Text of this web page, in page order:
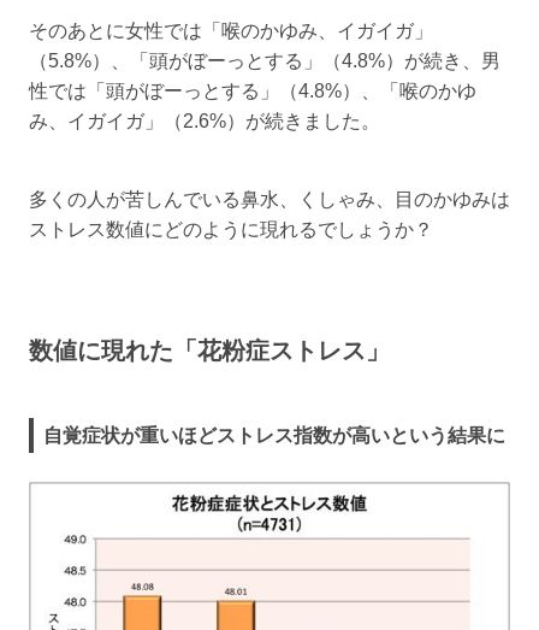
そのあとに女性では「喉のかゆみ、イガイガ」
（5.8%）、「頭がぼーっとする」（4.8%）が続き、男
性では「頭がぼーっとする」（4.8%）、「喉のかゆ
み、イガイガ」（2.6%）が続きました。
多くの人が苦しんでいる鼻水、くしゃみ、目のかゆみは
ストレス数値にどのように現れるでしょうか？
数値に現れた「花粉症ストレス」
自覚症状が重いほどストレス指数が高いという結果に